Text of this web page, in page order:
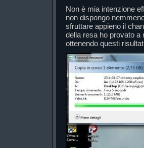
Non è mia intenzione
non dispongo
sfruttare appieno il
della resa ho provato
ottenendo questi